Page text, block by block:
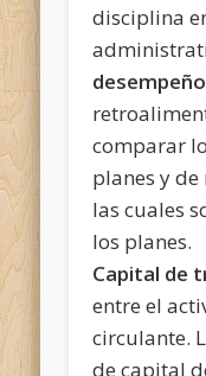
disciplina
desempeño
comparar
planes y
las cuales
los planes.
Capital de
entre el
circulante.
de capital